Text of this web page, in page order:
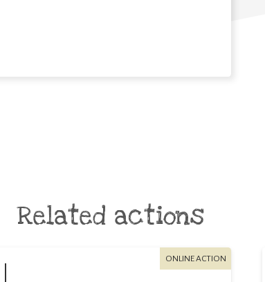
Related actions
ONLINE ACTION